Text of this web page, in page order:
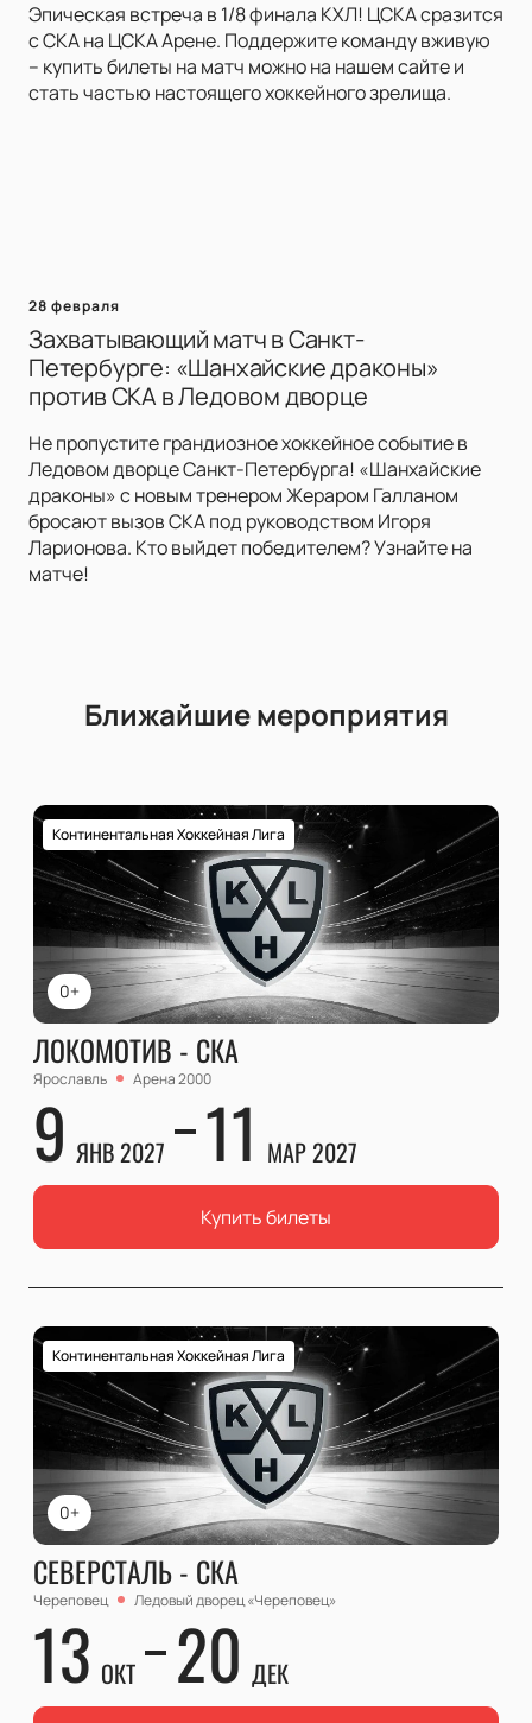
Эпическая встреча в 1/8 финала КХЛ! ЦСКА сразится
с СКА на ЦСКА Арене. Поддержите команду вживую
– купить билеты на матч можно на нашем сайте и
стать частью настоящего хоккейного зрелища.
28 февраля
Захватывающий матч в Санкт-
Петербурге: «Шанхайские драконы»
против СКА в Ледовом дворце
Не пропустите грандиозное хоккейное событие в
Ледовом дворце Санкт-Петербурга! «Шанхайские
драконы» с новым тренером Жераром Галланом
бросают вызов СКА под руководством Игоря
Ларионова. Кто выйдет победителем? Узнайте на
матче!
Ближайшие мероприятия
0+
Континентальная Хоккейная Лига
ЛОКОМОТИВ - СКА
Ярославль Арена 2000
9 ЯНВ 2027 11 МАР 2027
Купить билеты
0+
Континентальная Хоккейная Лига
СЕВЕРСТАЛЬ - СКА
Череповец Ледовый дворец «Череповец»
13 ОКТ 20 ДЕК